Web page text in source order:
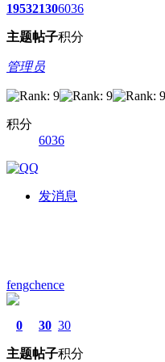
1953
主题
2130
帖子
6036
积分
管理员
积分
6036
发消息
fengchence
0
主题
30
帖子
30
积分